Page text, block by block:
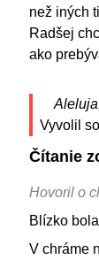
než iných
Radšej
ako
Vyvolil
Čítanie
Hovoril o
Blízko
V chráme